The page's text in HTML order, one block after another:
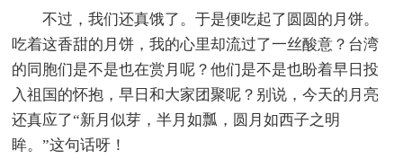
不过，我们还真饿了。于是便吃起了圆圆的月饼。
吃着这香甜的月饼，我的心里却流过了一丝酸意？台湾
的同胞们是不是也在赏月呢？他们是不是也盼着早日投
入祖国的怀抱，早日和大家团聚呢？别说，今天的月亮
还真应了“新月似芽，半月如瓢，圆月如西子之明
眸。”这句话呀！